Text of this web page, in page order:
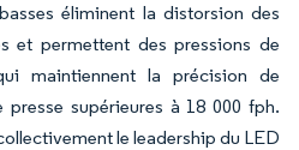
éliminent la distorsion des
et permettent des pressions de
maintiennent la précision de
supérieures à 18 000 fph.
le leadership du LED